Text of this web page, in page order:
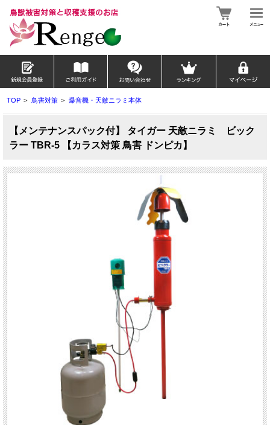
TOP > 鳥害対策 > 爆音機・天敵ニラミ本体
【メンテナンスパック付】 タイガー 天敵ニラミ ビック
ラー TBR-5 【カラス対策 鳥害 ドンピカ】